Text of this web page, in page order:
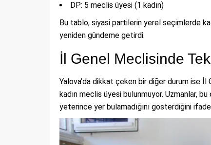
DP: 5 meclis üyesi (1 kadın)
Bu tablo, siyasi partilerin yerel seçimlerde
yeniden gündeme getirdi.
İl Genel Meclisinde
Yalova’da dikkat çeken bir diğer durum ise
kadın meclis üyesi bulunmuyor. Uzmanlar,
yeterince yer bulamadığını gösterdiğini